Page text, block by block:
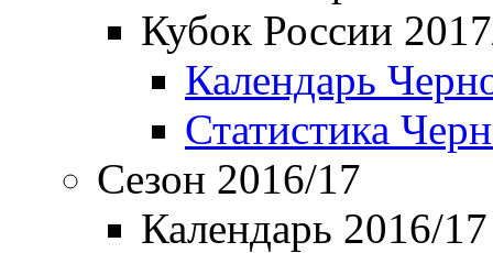
Кубок России
Календарь
Статистика
Сезон 2016/17
Календарь 2016/17